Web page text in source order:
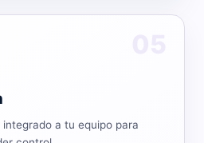
a tu equipo para